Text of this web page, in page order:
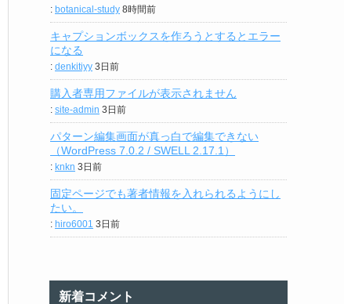
: botanical-study 8時間前
キャプションボックスを作ろうとするとエラー
になる
: denkitiyy 3日前
購入者専用ファイルが表示されません
: site-admin 3日前
パターン編集画面が真っ白で編集できない
（WordPress 7.0.2 / SWELL 2.17.1）
: knkn 3日前
固定ページでも著者情報を入れられるようにし
たい。
: hiro6001 3日前
新着コメント